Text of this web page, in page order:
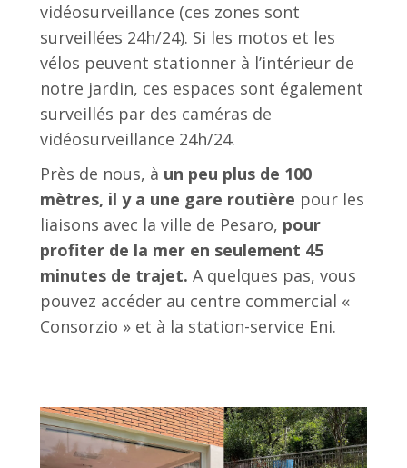
vidéosurveillance (ces zones sont
surveillées 24h/24). Si les motos et les
vélos peuvent stationner à l’intérieur de
notre jardin, ces espaces sont également
surveillés par des caméras de
vidéosurveillance 24h/24.
Près de nous, à un peu plus de 100
mètres, il y a une gare routière pour les
liaisons avec la ville de Pesaro, pour
profiter de la mer en seulement 45
minutes de trajet. A quelques pas, vous
pouvez accéder au centre commercial «
Consorzio » et à la station-service Eni.